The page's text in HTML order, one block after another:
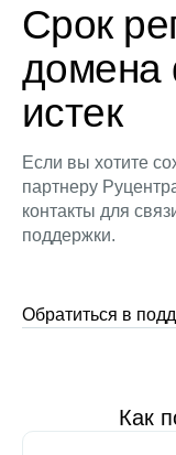
Срок
домена
истек
Если вы хотите
партнеру
контакты для
поддержки.
Обратиться в
Как